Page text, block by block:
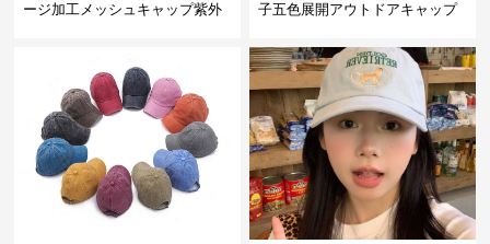
ージ加工メッシュキャップ紫外
子五色展開アウトドアキャップ